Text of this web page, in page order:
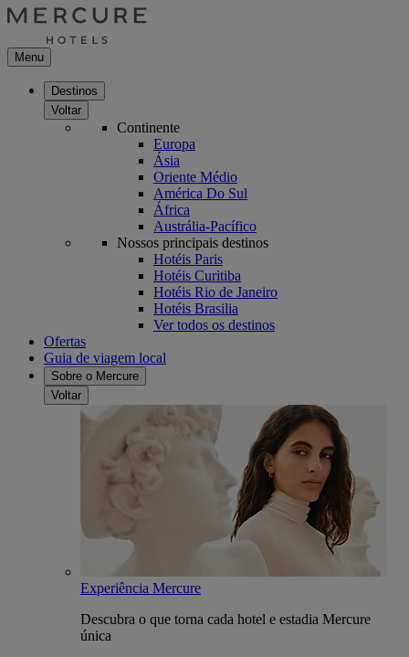
Menu
Destinos
Voltar
Continente
Europa
Ásia
Oriente Médio
América Do Sul
África
Austrália-Pacífico
Nossos principais destinos
Hotéis Paris
Hotéis Curitiba
Hotéis Rio de Janeiro
Hotéis Brasilia
Ver todos os destinos
Ofertas
Guia de viagem local
Sobre o Mercure
Voltar
Experiência Mercure
Descubra o que torna cada hotel e estadia Mercure
única